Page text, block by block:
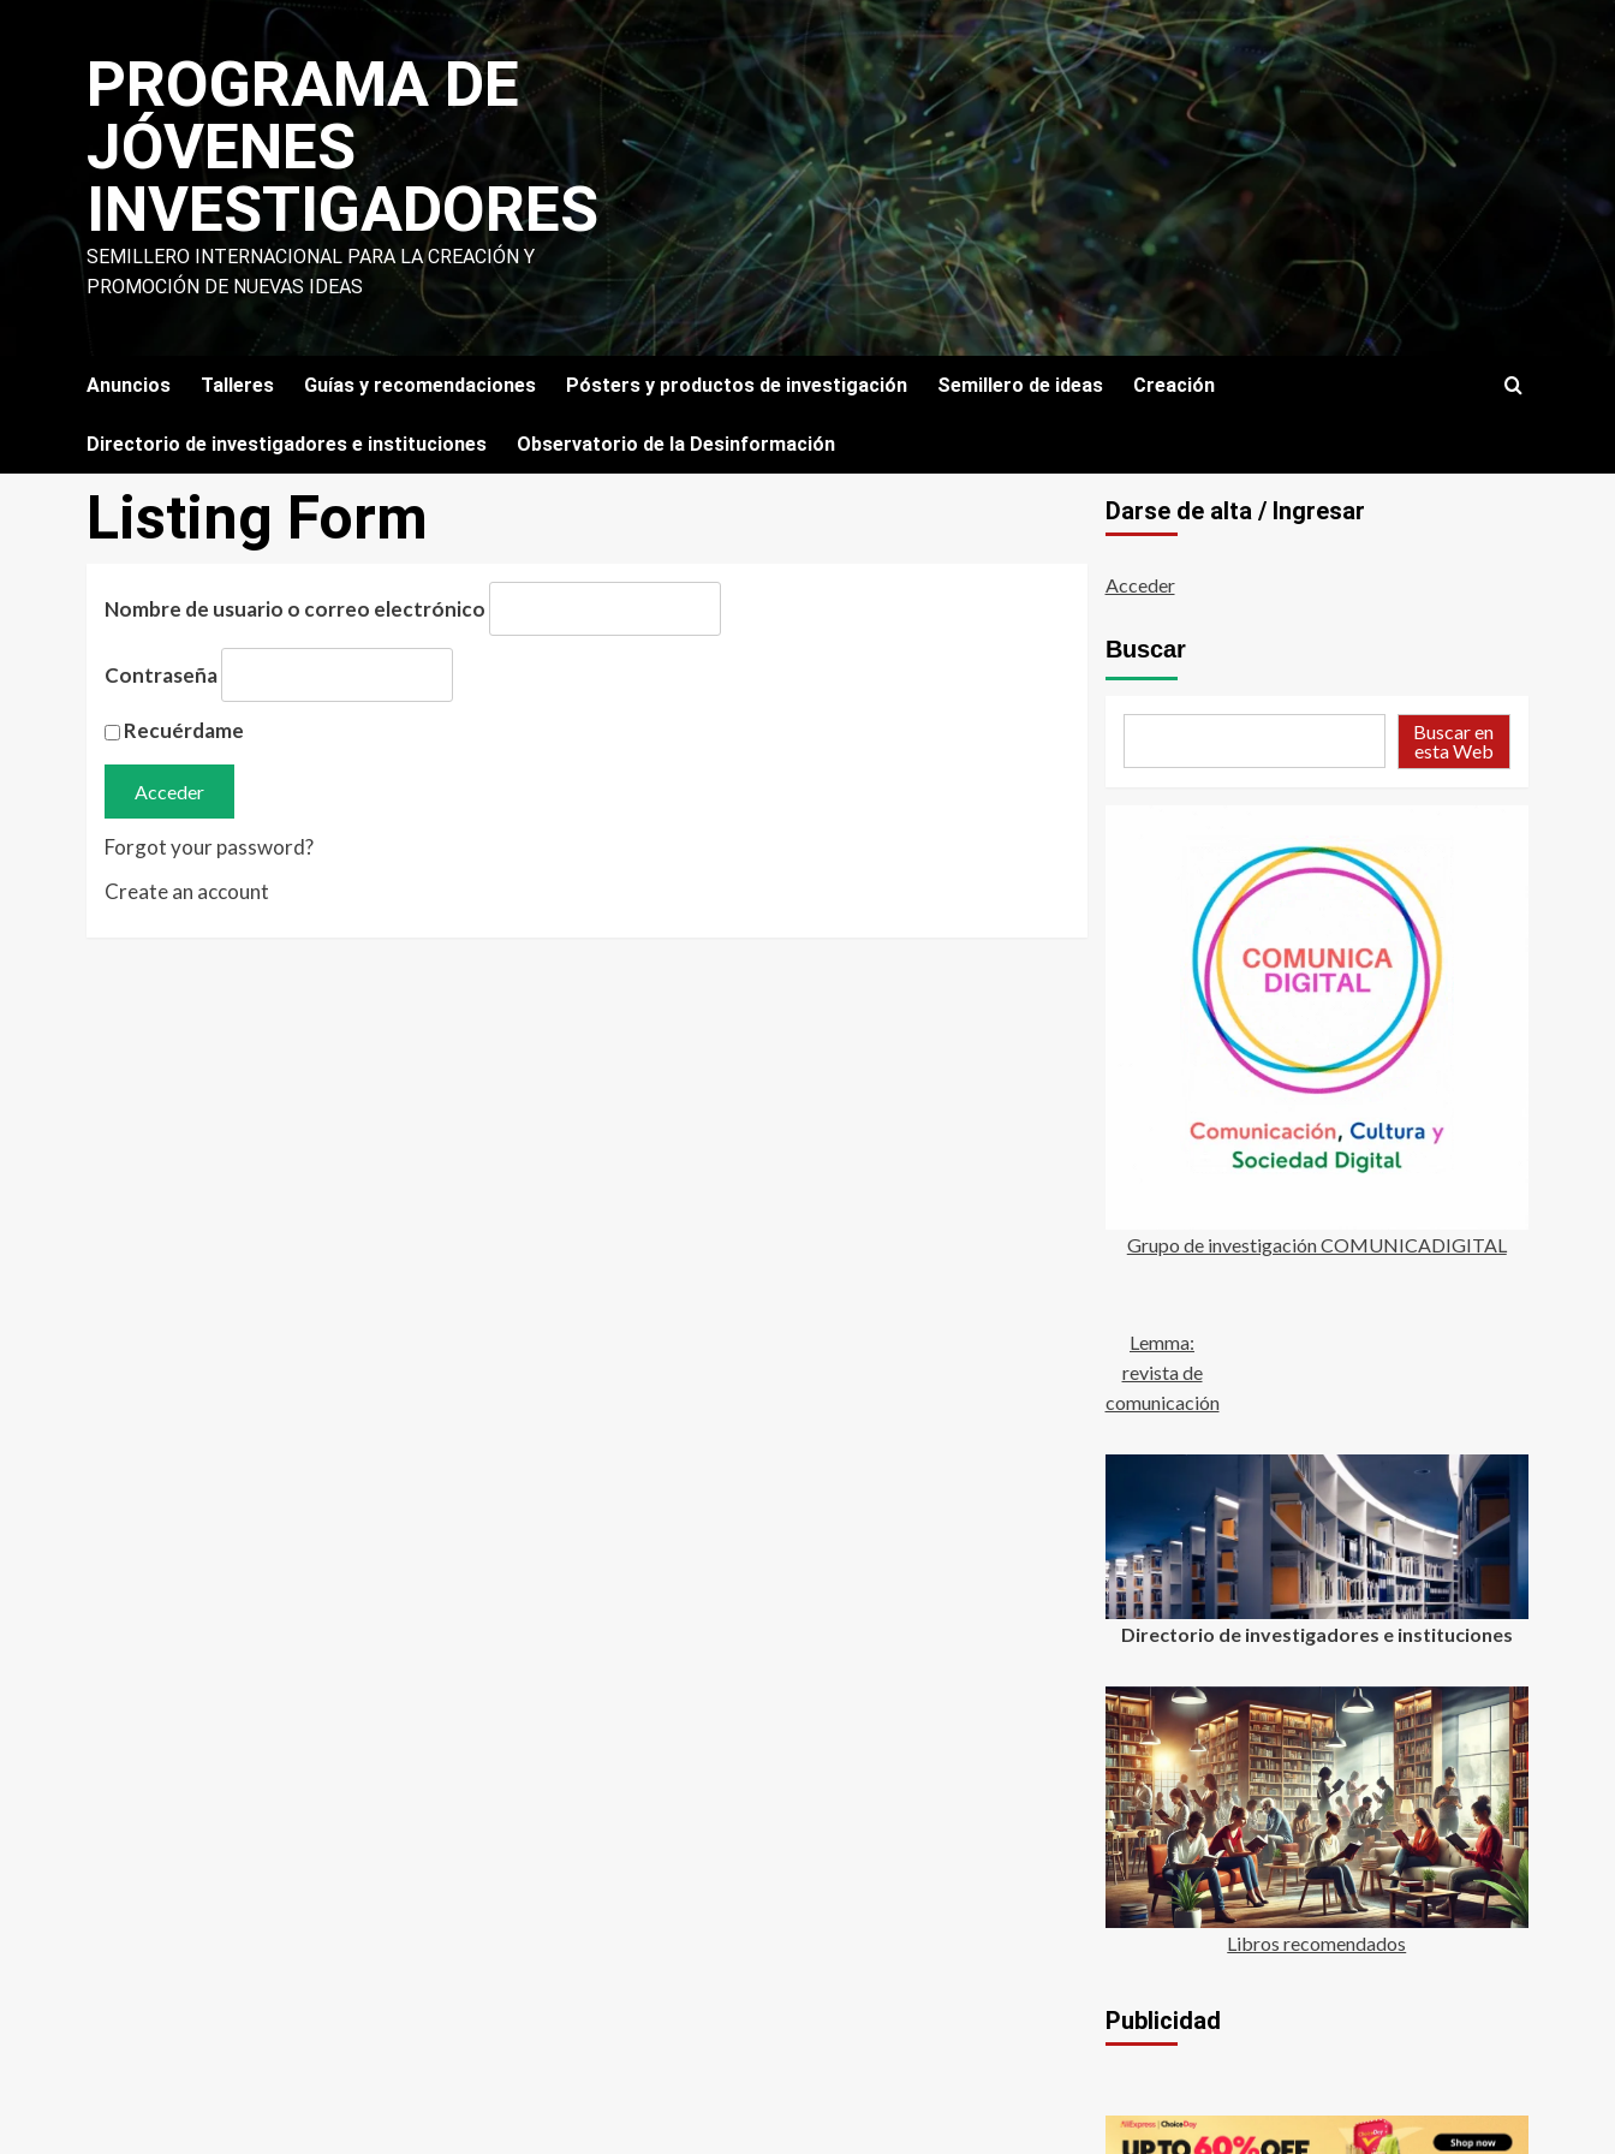
PROGRAMA DE
JÓVENES
INVESTIGADORES
SEMILLERO INTERNACIONAL PARA LA CREACIÓN Y
PROMOCIÓN DE NUEVAS IDEAS
Anuncios Talleres Guías y recomendaciones Pósters y productos de investigación Semillero de ideas Creación
Directorio de investigadores e instituciones Observatorio de la Desinformación
Listing Form
Nombre de usuario o correo electrónico
Contraseña
Recuérdame
Forgot your password?
Create an account
Darse de alta / Ingresar
Acceder
Buscar
Buscar en
esta Web
Grupo de investigación COMUNICADIGITAL
Lemma:
revista de
comunicación
Directorio de investigadores e instituciones
Libros recomendados
Publicidad